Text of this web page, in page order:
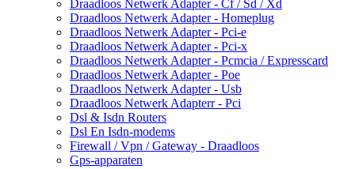
Draadloos Netwerk Adapter - Cf / Sd / Xd
Draadloos Netwerk Adapter - Homeplug
Draadloos Netwerk Adapter - Pci-e
Draadloos Netwerk Adapter - Pci-x
Draadloos Netwerk Adapter - Pcmcia / Expresscard
Draadloos Netwerk Adapter - Poe
Draadloos Netwerk Adapter - Usb
Draadloos Netwerk Adapterr - Pci
Dsl & Isdn Routers
Dsl En Isdn-modems
Firewall / Vpn / Gateway - Draadloos
Gps-apparaten